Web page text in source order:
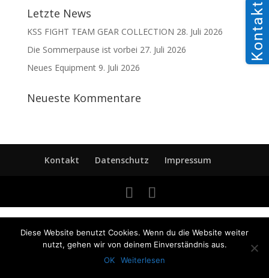
Letzte News
KSS FIGHT TEAM GEAR COLLECTION 28. Juli 2026
Die Sommerpause ist vorbei 27. Juli 2026
Neues Equipment 9. Juli 2026
Neueste Kommentare
Kontakt Datenschutz Impressum
Kontakt
Diese Website benutzt Cookies. Wenn du die Website weiter
nutzt, gehen wir von deinem Einverständnis aus.
OK
Weiterlesen